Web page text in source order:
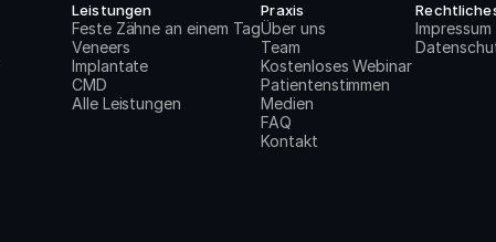
Leistungen
Feste Zähne an einem Tag
Veneers
Implantate
CMD
Alle Leistungen
Praxis
Über uns
Team
Kostenloses Webinar
Patientenstimmen
Medien
FAQ
Kontakt
Impressum